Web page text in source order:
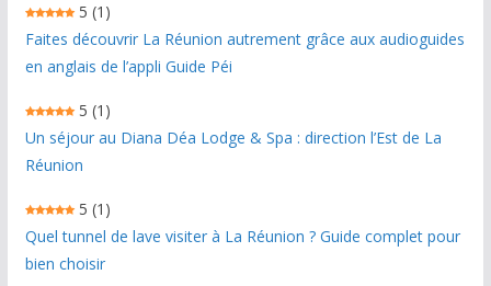
5 (1)
Faites découvrir La Réunion autrement grâce aux audioguides
en anglais de l’appli Guide Péi
5 (1)
Un séjour au Diana Déa Lodge & Spa : direction l’Est de La
Réunion
5 (1)
Quel tunnel de lave visiter à La Réunion ? Guide complet pour
bien choisir